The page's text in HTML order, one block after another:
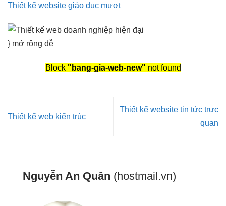
Thiết kế website giáo dục mượt
} mở rộng dễ
Block "bang-gia-web-new" not found
Thiết kế web kiến trúc
Thiết kế website tin tức trực
quan
Nguyễn An Quân (hostmail.vn)